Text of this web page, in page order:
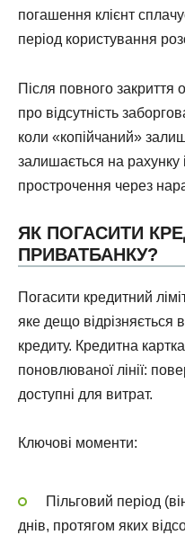
погашення клієнт
період користування
Після повного закриття
про відсутність
коли «копійчаний»
залишається на рахунку
прострочення через
ЯК ПОГАСИТИ
ПРИВАТБАНКУ?
Погасити кредитний
яке дещо відрізняється
кредиту. Кредитна
поновлюваної лінії:
доступні для витрат.
Ключові моменти:
Пільговий період
днів, протягом яких